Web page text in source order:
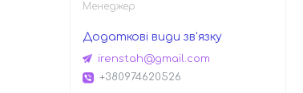
Менеджер
irenstah@gmail.com
+380974620526